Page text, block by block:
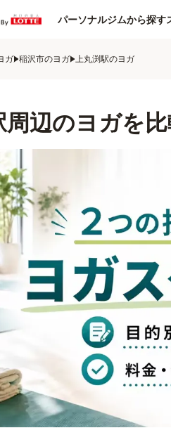
パーソナルジムから探す
ガ 稲沢市のヨガ 上丸渕駅のヨガ
周辺のヨガを